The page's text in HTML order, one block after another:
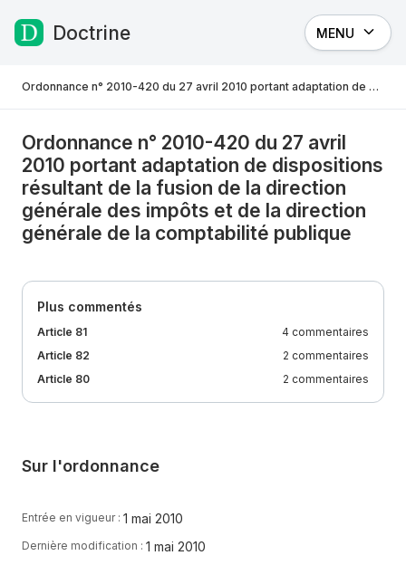
Passer au contenu
Doctrine MENU
Ordonnance n° 2010-420 du 27 avril 2010 portant adaptation de dispositions résultant de la fusion de la direction générale des impôts et de la direction générale de la comptabilité publique
Ordonnance n° 2010-420 du 27 avril
2010 portant adaptation de dispositions
résultant de la fusion de la direction
générale des impôts et de la direction
générale de la comptabilité publique
Plus commentés
Article 81
4 commentaires
Article 82
2 commentaires
Article 80
2 commentaires
Sur l'ordonnance
Entrée en vigueur : 1 mai 2010
Dernière modification : 1 mai 2010